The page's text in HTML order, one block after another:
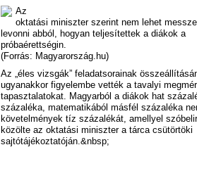
Az
oktatási miniszter szerint nem lehet
levonni abból, hogyan teljesítettek a diákok a
próbaérettségin.
(Forrás: Magyarország.hu)
Az „éles vizsgák” feladatsorainak
ugyanakkor figyelembe vették a tavalyi
tapasztalatokat. Magyarból a diákok hat
százaléka, matematikából másfél százaléka
követelmények tíz százalékát, amellyel
közölte az oktatási miniszter a tárca csütörtöki
sajtótájékoztatóján.&nbsp;